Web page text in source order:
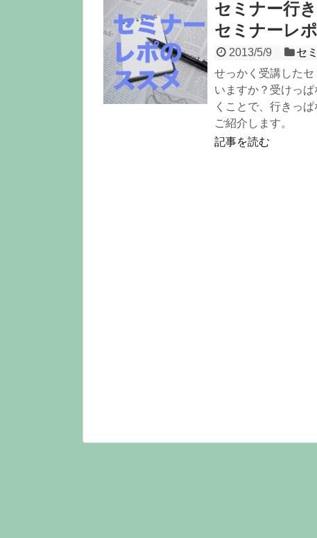
セミナー行
セミナーレ
2013/5/9 セ
せっかく受講した
いますか？受けっ
くことで、行きっ
ご紹介します。
記事を読む